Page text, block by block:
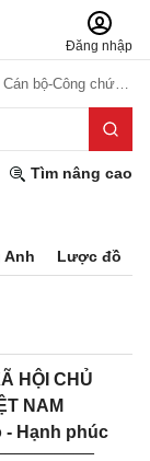
Đăng nhập
Cán bộ-Công chức-Viên chức,
Tìm nâng cao
Anh Lược đồ
HỘI CHỦ
NAM
Hạnh phúc